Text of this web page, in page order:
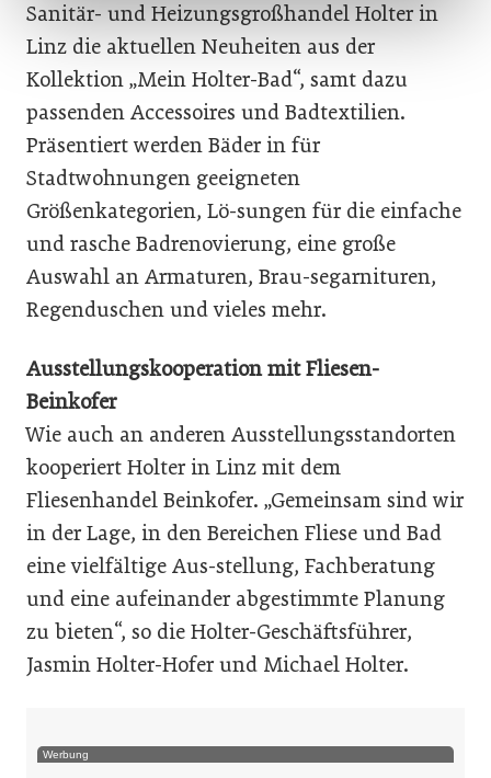
Sanitär- und Heizungsgroßhandel Holter in
Linz die aktuellen Neuheiten aus der
Kollektion „Mein Holter-Bad“, samt dazu
passenden Accessoires und Badtextilien.
Präsentiert werden Bäder in für
Stadtwohnungen geeigneten
Größenkategorien, Lö-sungen für die einfache
und rasche Badrenovierung, eine große
Auswahl an Armaturen, Brau-segarnituren,
Regenduschen und vieles mehr.
Ausstellungskooperation mit Fliesen-
Beinkofer
Wie auch an anderen Ausstellungsstandorten
kooperiert Holter in Linz mit dem
Fliesenhandel Beinkofer. „Gemeinsam sind wir
in der Lage, in den Bereichen Fliese und Bad
eine vielfältige Aus-stellung, Fachberatung
und eine aufeinander abgestimmte Planung
zu bieten“, so die Holter-Geschäftsführer,
Jasmin Holter-Hofer und Michael Holter.
Werbung